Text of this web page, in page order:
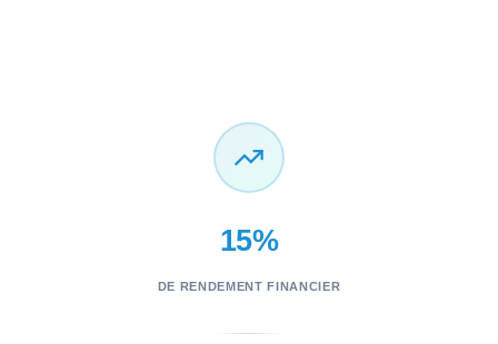
15%
DE RENDEMENT FINANCIER